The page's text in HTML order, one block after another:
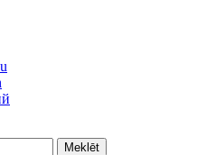
Meklēt